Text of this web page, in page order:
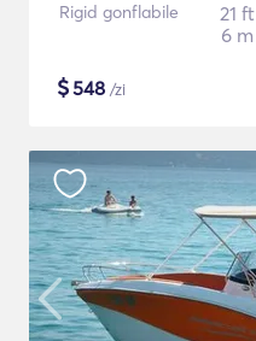
Rigid gonflabile
21 ft
6 m
$548 /zi